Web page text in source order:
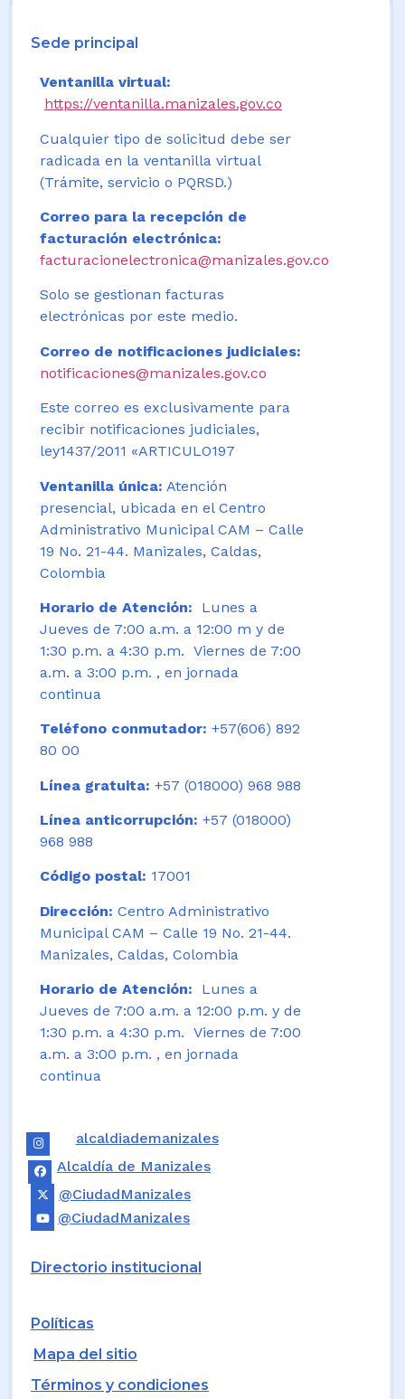
Sede principal
Ventanilla virtual:
https://ventanilla.manizales.gov.co
Cualquier tipo de solicitud debe ser
radicada en la ventanilla virtual
(Trámite, servicio o PQRSD.)
Correo para la recepción de
facturación electrónica:
facturacionelectronica@manizales.gov.co
Solo se gestionan facturas
electrónicas por este medio.
Correo de notificaciones judiciales:
notificaciones@manizales.gov.co
Este correo es exclusivamente para
recibir notificaciones judiciales,
ley1437/2011 «ARTICULO197
Ventanilla única: Atención
presencial, ubicada en el Centro
Administrativo Municipal CAM – Calle
19 No. 21-44. Manizales, Caldas,
Colombia
Horario de Atención:
Lunes a
Jueves de 7:00 a.m. a 12:00 m y de
1:30 p.m. a 4:30 p.m. Viernes de 7:00
a.m. a 3:00 p.m. , en jornada
continua
Teléfono conmutador: +57(606) 892
80 00
Línea gratuita: +57 (018000) 968 988
Línea anticorrupción: +57 (018000)
968 988
Código postal: 17001
Dirección: Centro Administrativo
Municipal CAM – Calle 19 No. 21-44.
Manizales, Caldas, Colombia
Horario de Atención: Lunes a
Jueves de 7:00 a.m. a 12:00 p.m. y de
1:30 p.m. a 4:30 p.m. Viernes de 7:00
a.m. a 3:00 p.m. , en jornada
continua
alcaldiademanizales
Alcaldía de Manizales
@CiudadManizales
@CiudadManizales
Directorio institucional
Políticas
Mapa del sitio
Términos y condiciones